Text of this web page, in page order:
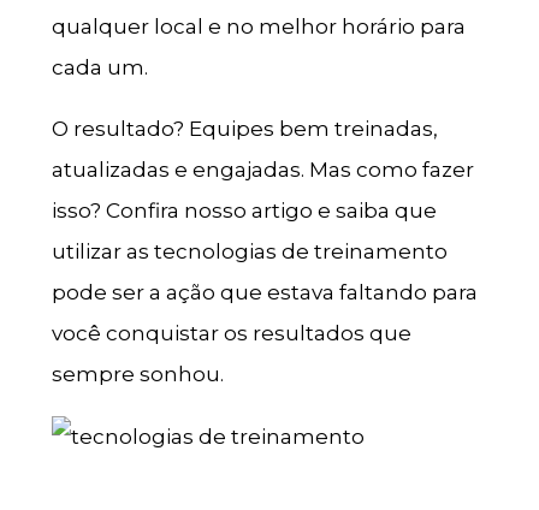
qualquer local e no melhor horário para
cada um.
O resultado? Equipes bem treinadas,
atualizadas e engajadas. Mas como fazer
isso? Confira nosso artigo e saiba que
utilizar as tecnologias de treinamento
pode ser a ação que estava faltando para
você conquistar os resultados que
sempre sonhou.